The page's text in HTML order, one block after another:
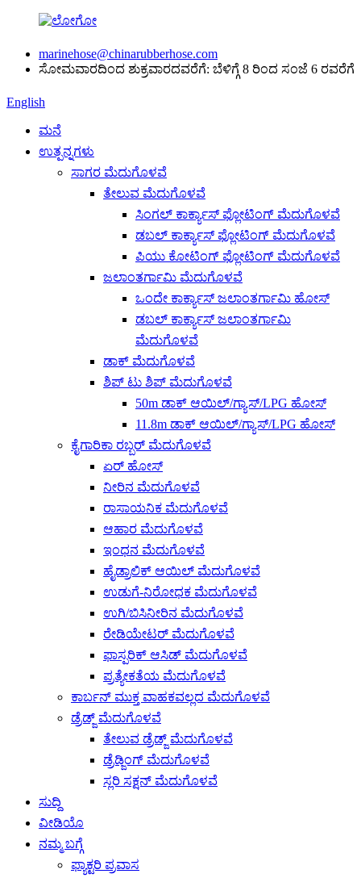
marinehose@chinarubberhose.com
ಸೋಮವಾರದಿಂದ ಶುಕ್ರವಾರದವರೆಗೆ: ಬೆಳಿಗ್ಗೆ 8 ರಿಂದ ಸಂಜೆ 6 ರವರೆಗೆ
English
ಮನೆ
ಉತ್ಪನ್ನಗಳು
ಸಾಗರ ಮೆದುಗೊಳವೆ
ತೇಲುವ ಮೆದುಗೊಳವೆ
ಸಿಂಗಲ್ ಕಾರ್ಕ್ಯಾಸ್ ಫ್ಲೋಟಿಂಗ್ ಮೆದುಗೊಳವೆ
ಡಬಲ್ ಕಾರ್ಕ್ಯಾಸ್ ಫ್ಲೋಟಿಂಗ್ ಮೆದುಗೊಳವೆ
ಪಿಯು ಕೋಟಿಂಗ್ ಫ್ಲೋಟಿಂಗ್ ಮೆದುಗೊಳವೆ
ಜಲಾಂತರ್ಗಾಮಿ ಮೆದುಗೊಳವೆ
ಒಂದೇ ಕಾರ್ಕ್ಯಾಸ್ ಜಲಾಂತರ್ಗಾಮಿ ಹೋಸ್
ಡಬಲ್ ಕಾರ್ಕ್ಯಾಸ್ ಜಲಾಂತರ್ಗಾಮಿ
ಮೆದುಗೊಳವೆ
ಡಾಕ್ ಮೆದುಗೊಳವೆ
ಶಿಪ್ ಟು ಶಿಪ್ ಮೆದುಗೊಳವೆ
50m ಡಾಕ್ ಆಯಿಲ್/ಗ್ಯಾಸ್/LPG ಹೋಸ್
11.8m ಡಾಕ್ ಆಯಿಲ್/ಗ್ಯಾಸ್/LPG ಹೋಸ್
ಕೈಗಾರಿಕಾ ರಬ್ಬರ್ ಮೆದುಗೊಳವೆ
ಏರ್ ಹೋಸ್
ನೀರಿನ ಮೆದುಗೊಳವೆ
ರಾಸಾಯನಿಕ ಮೆದುಗೊಳವೆ
ಆಹಾರ ಮೆದುಗೊಳವೆ
ಇಂಧನ ಮೆದುಗೊಳವೆ
ಹೈಡ್ರಾಲಿಕ್ ಆಯಿಲ್ ಮೆದುಗೊಳವೆ
ಉಡುಗೆ-ನಿರೋಧಕ ಮೆದುಗೊಳವೆ
ಉಗಿ/ಬಿಸಿನೀರಿನ ಮೆದುಗೊಳವೆ
ರೇಡಿಯೇಟರ್ ಮೆದುಗೊಳವೆ
ಫಾಸ್ಪರಿಕ್ ಆಸಿಡ್ ಮೆದುಗೊಳವೆ
ಪ್ರತ್ಯೇಕತೆಯ ಮೆದುಗೊಳವೆ
ಕಾರ್ಬನ್ ಮುಕ್ತ ವಾಹಕವಲ್ಲದ ಮೆದುಗೊಳವೆ
ಡ್ರೆಡ್ಜ್ ಮೆದುಗೊಳವೆ
ತೇಲುವ ಡ್ರೆಡ್ಜ್ ಮೆದುಗೊಳವೆ
ಡ್ರೆಡ್ಜಿಂಗ್ ಮೆದುಗೊಳವೆ
ಸ್ಲರಿ ಸಕ್ಷನ್ ಮೆದುಗೊಳವೆ
ಸುದ್ದಿ
ವೀಡಿಯೊ
ನಮ್ಮ ಬಗ್ಗೆ
ಫ್ಯಾಕ್ಟರಿ ಪ್ರವಾಸ